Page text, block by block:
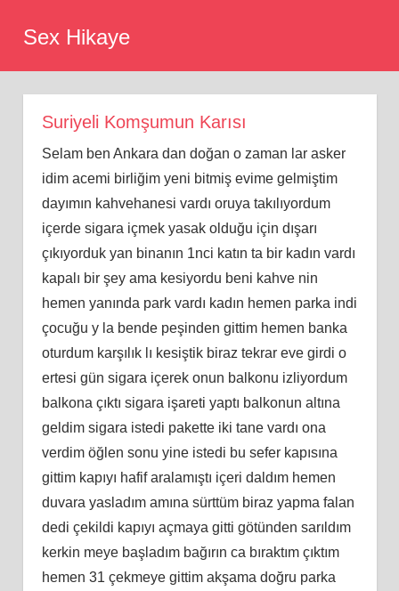
Sex Hikaye
Suriyeli Komşumun Karısı
Selam ben Ankara dan doğan o zaman lar asker
idim acemi birliğim yeni bitmiş evime gelmiştim
dayımın kahvehanesi vardı oruya takılıyordum
içerde sigara içmek yasak olduğu için dışarı
çıkıyorduk yan binanın 1nci katın ta bir kadın vardı
kapalı bir şey ama kesiyordu beni kahve nin
hemen yanında park vardı kadın hemen parka indi
çocuğu y la bende peşinden gittim hemen banka
oturdum karşılık lı kesiştik biraz tekrar eve girdi o
ertesi gün sigara içerek onun balkonu izliyordum
balkona çıktı sigara işareti yaptı balkonun altına
geldim sigara istedi pakette iki tane vardı ona
verdim öğlen sonu yine istedi bu sefer kapısına
gittim kapıyı hafif aralamıştı içeri daldım hemen
duvara yasladım amına sürttüm biraz yapma falan
dedi çekildi kapıyı açmaya gitti götünden sarıldım
kerkin meye başladım bağırın ca bıraktım çıktım
hemen 31 çekmeye gittim akşama doğru parka